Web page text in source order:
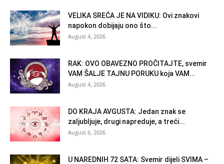
VELIKA SREĆA JE NA VIDIKU: Ovi znakovi
napokon dobijaju ono što...
August 4, 2026
RAK: OVO OBAVEZNO PROČITAJTE, svemir
VAM ŠALJE TAJNU PORUKU koja VAM...
August 4, 2026
DO KRAJA AVGUSTA: Jedan znak se
zaljubljuje, drugi napreduje, a treći...
August 6, 2026
U NAREDNIH 72 SATA: Svemir dijeli SVIMA –